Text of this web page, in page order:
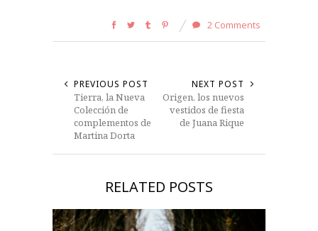
2 Comments
PREVIOUS POST
Tierra, la Nueva
Colección de
complementos de
Martina Dorta
NEXT POST
Origen, los nuevos
vestidos de fiesta
de Juana Rique
RELATED POSTS